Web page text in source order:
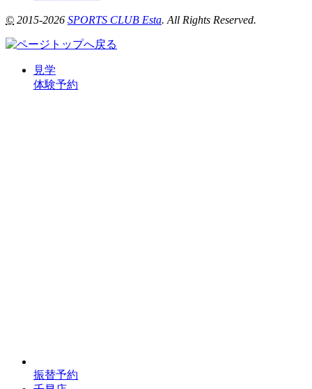
© 2015-2026 SPORTS CLUB Esta. All Rights Reserved.
見学
体験予約
振替予約